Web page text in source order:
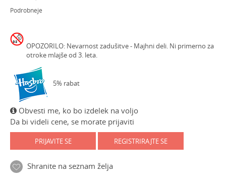
Podrobneje
OPOZORILO: Nevarnost zadušitve - Majhni deli. Ni primerno za
otroke mlajše od 3. leta.
5% rabat
Obvesti me, ko bo izdelek na voljo
Da bi videli cene, se morate prijaviti
PRIJAVITE SE REGISTRIRAJTE SE
Shranite na seznam želja